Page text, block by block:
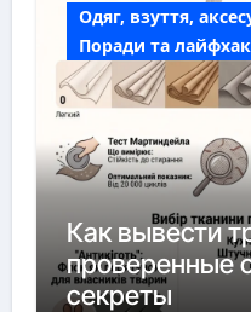
Одяг, взуття,
Поради та
Как вывести
проверенные
секреты